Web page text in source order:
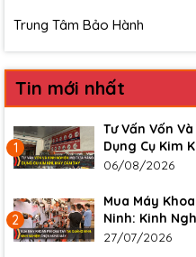
Trung Tâm Bảo Hành
Tin mới nhất
1
Tư Vấn Vốn
Dụng Cụ Kim
06/08/2026
2
Mua Máy
Ninh: Kinh
27/07/2026